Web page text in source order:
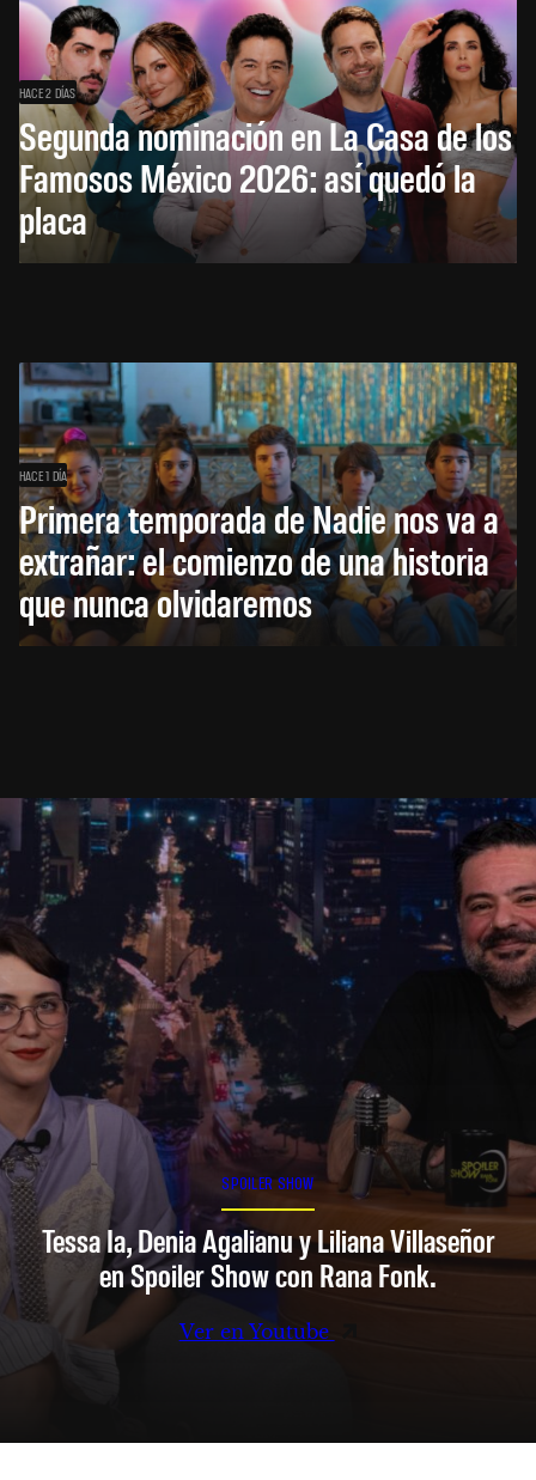
HACE 2 DÍAS
Segunda nominación en La Casa de los
Famosos México 2026: así quedó la
placa
HACE 1 DÍA
Primera temporada de Nadie nos va a
extrañar: el comienzo de una historia
que nunca olvidaremos
SPOILER SHOW
Tessa Ia, Denia Agalianu y Liliana Villaseñor
en Spoiler Show con Rana Fonk.
Ver en Youtube